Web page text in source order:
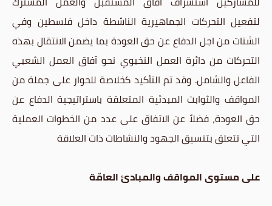
لتفعيل التحركات الجماهيرية الناشطة داخل فلسطين وفي
الشتات من اجل الدفاع عن حق العودة بما يضمن الانتقال بهذه
التحركات من دائرة العمل النخبوي نحو آفاق العمل الشعبي
الفاعل والشامل. وقد تم التأكيد كخلاصة للحوار على جملة من
المواقف والثوابت المبدئية المتعلقة باستراتيجية الدفاع عن
حق العودة، فضلاً عن الاتفاق على عدد من الخطوات العملية
التي تتعلق بتنسيق الجهود والنشاطات ذات العلاقة
على مستوى المواقف والمبادئ العامّة